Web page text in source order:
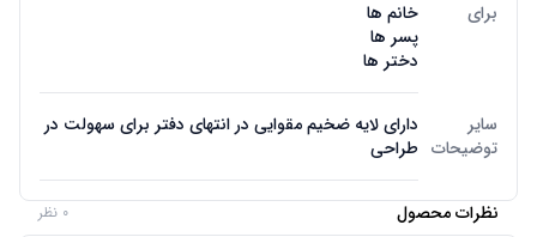
برای
خانم ها
پسر ها
دختر ها
سایر
توضیحات
دارای لایه ضخیم مقوایی در انتهای دفتر برای سهولت در
طراحی
نظرات محصول 0 نظر